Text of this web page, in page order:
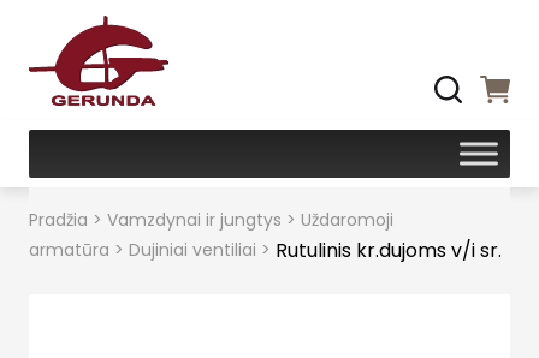
Pradžia > Vamzdynai ir jungtys > Uždaromoji
armatūra > Dujiniai ventiliai > Rutulinis kr.dujoms v/i sr.